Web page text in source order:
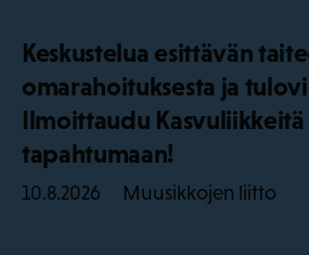
Keskustelua esittävän
omarahoituksesta ja
Ilmoittaudu Kasvuliikkeitä
tapahtumaan!
10.8.2026 Muusikkojen liitto